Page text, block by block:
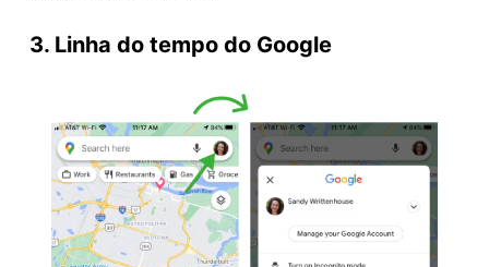
3. Linha do tempo do Google